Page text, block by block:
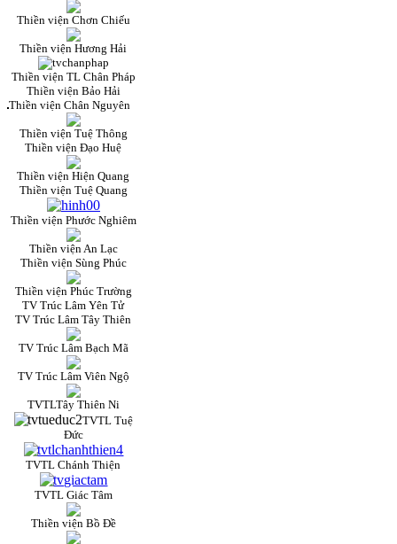
Thiền viện Chơn Chiếu
Thiền viện Hương Hải
Thiền viện TL Chân Pháp
Thiền viện Bảo Hải
Thiền viện Chân Nguyên
Thiền viện Tuệ Thông
Thiền viện Đạo Huệ
Thiền viện Hiện Quang
Thiền viện Tuệ Quang
Thiền viện Phước Nghiêm
Thiền viện An Lạc
Thiền viện Sùng Phúc
Thiền viện Phúc Trường
TV Trúc Lâm Yên Tử
TV Trúc Lâm Tây Thiên
TV Trúc Lâm Bạch Mã
TV Trúc Lâm Viên Ngộ
TVTLTây Thiên Ni
TVTL Tuệ
Đức
TVTL Chánh Thiện
TVTL Giác Tâm
Thiền viện Bồ Đề